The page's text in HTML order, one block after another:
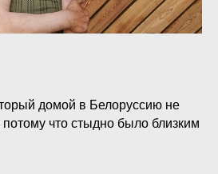
домой в Белоруссию не
что стыдно было близким